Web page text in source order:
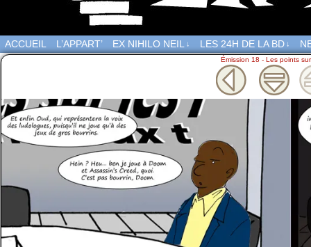
ACCUEIL L’APPART’ EX NIHILO NEIL ↓ LES 24H DE LA BD ↓
Émission 18 - Les points